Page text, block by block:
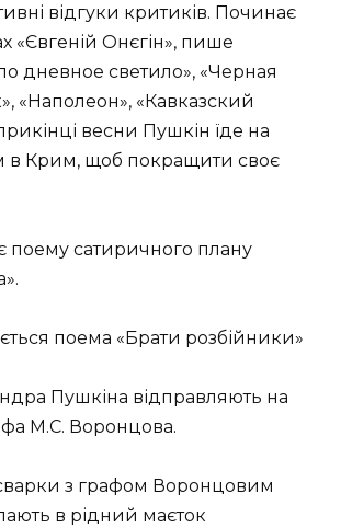
відгуки критиків. Починає
«Євгеній Онєгін», пише
дневное светило», «Черная
«Наполеон», «Кавказский
весни Пушкін їде на
в Крим, щоб покращити своє
поему сатиричного плану
поема «Брати розбійники»
Пушкіна відправляють на
М.С. Воронцова.
з графом Воронцовим
в рідний маєток